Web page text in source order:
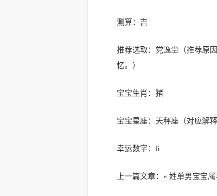
测算：吉
推荐选取：党逸尘（推荐原
忆。）
宝宝生肖：猪
宝宝星座：天秤座（对应解
幸运数字：6
上一篇文章：«姓单男宝宝